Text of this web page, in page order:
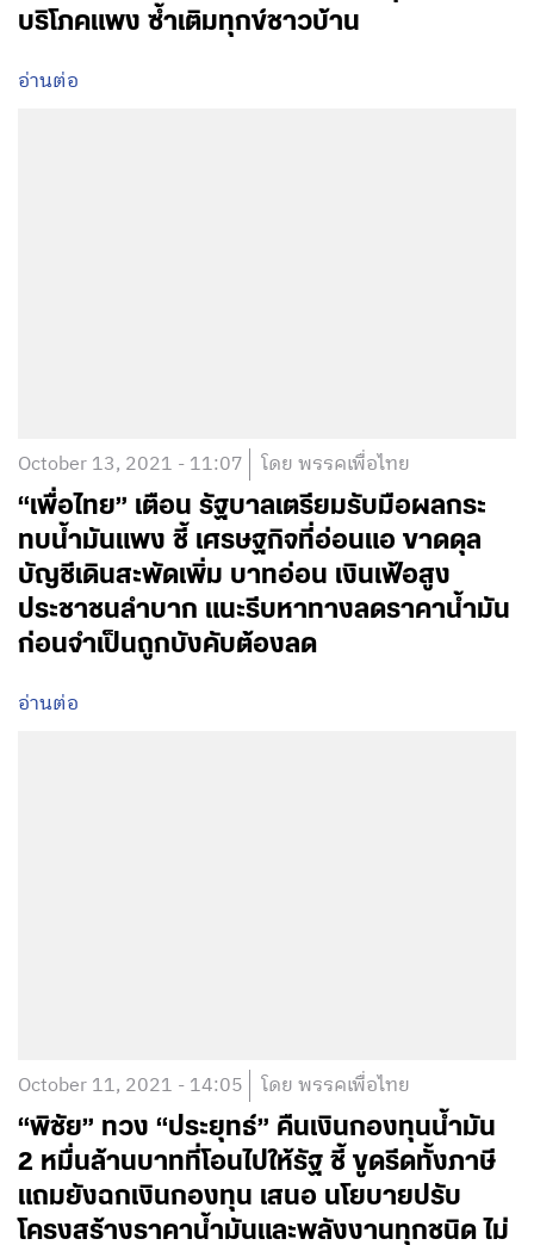
บริโภคแพง ซ้ำเติมทุกข์ชาวบ้าน
อ่านต่อ
October 13, 2021 - 11:07 โดย พรรคเพื่อไทย
“เพื่อไทย” เตือน รัฐบาลเตรียมรับมือผลกระ
ทบน้ำมันแพง ชี้ เศรษฐกิจที่อ่อนแอ ขาดดุล
บัญชีเดินสะพัดเพิ่ม บาทอ่อน เงินเฟ้อสูง
ประชาชนลำบาก แนะรีบหาทางลดราคาน้ำมัน
ก่อนจำเป็นถูกบังคับต้องลด
อ่านต่อ
October 11, 2021 - 14:05 โดย พรรคเพื่อไทย
“พิชัย” ทวง “ประยุทธ์” คืนเงินกองทุนน้ำมัน
2 หมื่นล้านบาทที่โอนไปให้รัฐ ชี้ ขูดรีดทั้งภาษี
แถมยังฉกเงินกองทุน เสนอ นโยบายปรับ
โครงสร้างราคาน้ำมันและพลังงานทุกชนิด ไม่